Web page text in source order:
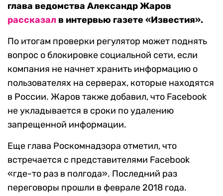
глава ведомства Александр Жаров
рассказал в интервью газете «Известия».
По итогам проверки регулятор может поднять
вопрос о блокировке социальной сети, если
компания не начнет хранить информацию о
пользователях на серверах, которые находятся
в России. Жаров также добавил, что Facebook
не укладывается в сроки по удалению
запрещенной информации.
Еще глава Роскомнадзора отметил, что
встречается с представителями Facebook
«где-то раз в полгода». Последний раз
переговоры прошли в феврале 2018 года.